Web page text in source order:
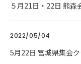
５月21日・22日 熊
2022/05/04
5月22日 宮城県集会